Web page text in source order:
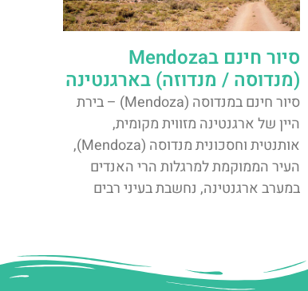
סיור חינם בMendoza
(מנדוסה / מנדוזה) בארגנטינה
סיור חינם במנדוסה (Mendoza) – בירת
היין של ארגנטינה מזווית מקומית,
אותנטית וחסכונית מנדוסה (Mendoza),
העיר הממוקמת למרגלות הרי האנדים
במערב ארגנטינה, נחשבת בעיני רבים